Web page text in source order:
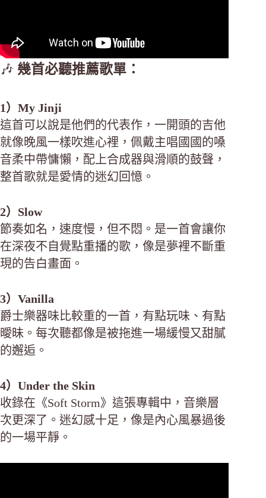
🎶 幾首必聽推薦歌單：
1）My Jinji
這首可以說是他們的代表作，一開頭的吉他
就像晚風一樣吹進心裡，佩戴主唱國國的嗓
音柔中帶慵懶，配上合成器與滑順的鼓聲，
整首歌就是愛情的迷幻回憶。
2）Slow
節奏如名，速度慢，但不悶。是一首會讓你
在深夜不自覺點重播的歌，像是夢裡不斷重
現的告白畫面。
3）Vanilla
爵士樂器味比較重的一首，有點玩味、有點
曖昧。每次聽都像是被拖進一場緩慢又甜膩
的邂逅。
4）Under the Skin
收錄在《Soft Storm》這張專輯中，音樂層
次更深了。迷幻感十足，像是內心風暴過後
的一場平靜。